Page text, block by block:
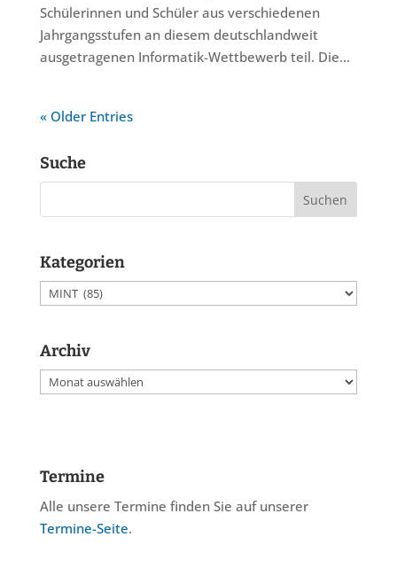
Schülerinnen und Schüler aus verschiedenen
Jahrgangsstufen an diesem deutschlandweit
ausgetragenen Informatik-Wettbewerb teil. Die...
« Older Entries
Suche
Kategorien
Kategorien
Archiv
Archiv
Termine
Alle unsere Termine finden Sie auf unserer
Termine-Seite.